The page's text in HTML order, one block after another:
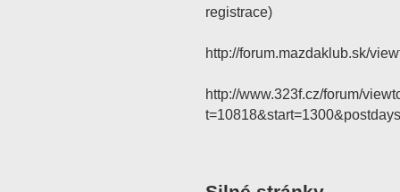
registrace)
http://forum.mazdaklub.sk/
http://www.323f.cz/forum/